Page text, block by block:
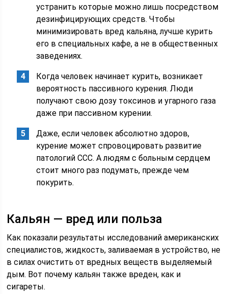
устранить которые можно лишь посредством
дезинфицирующих средств. Чтобы
минимизировать вред кальяна, лучше курить
его в специальных кафе, а не в общественных
заведениях.
Когда человек начинает курить, возникает
вероятность пассивного курения. Люди
получают свою дозу токсинов и угарного газа
даже при пассивном курении.
Даже, если человек абсолютно здоров,
курение может спровоцировать развитие
патологий ССС. А людям с больным сердцем
стоит много раз подумать, прежде чем
покурить.
Кальян — вред или польза
Как показали результаты исследований американских
специалистов, жидкость, заливаемая в устройство, не
в силах очистить от вредных веществ выделяемый
дым. Вот почему кальян также вреден, как и
сигареты.